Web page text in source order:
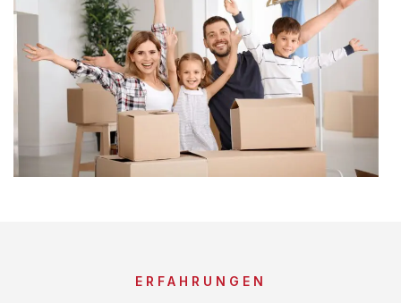
ERFAHRUNGEN